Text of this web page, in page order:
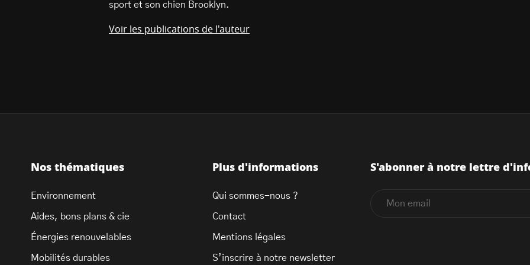
sport et son chien Brooklyn.
Voir les publications de l'auteur
Nos thématiques
Environnement
Aides, bons plans & cie
Énergies renouvelables
Mobilités durables
Plus d'informations
Qui sommes-nous ?
Contact
Mentions légales
S’inscrire à notre newsletter
S'abonner à notre lettre